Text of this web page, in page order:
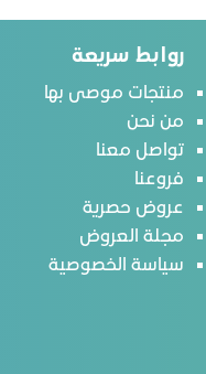
روابط سريعة
منتجات موصى بها
من نحن
تواصل معنا
فروعنا
عروض حصرية
مجلة العروض
سياسة الخصوصية